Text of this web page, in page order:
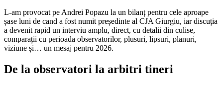
L-am provocat pe Andrei Popazu la un bilanț pentru cele aproape
șase luni de cand a fost numit președinte al CJA Giurgiu, iar discuția
a devenit rapid un interviu amplu, direct, cu detalii din culise,
comparații cu perioada observatorilor, plusuri, lipsuri, planuri,
viziune și… un mesaj pentru 2026.
De la observatori la arbitri tineri